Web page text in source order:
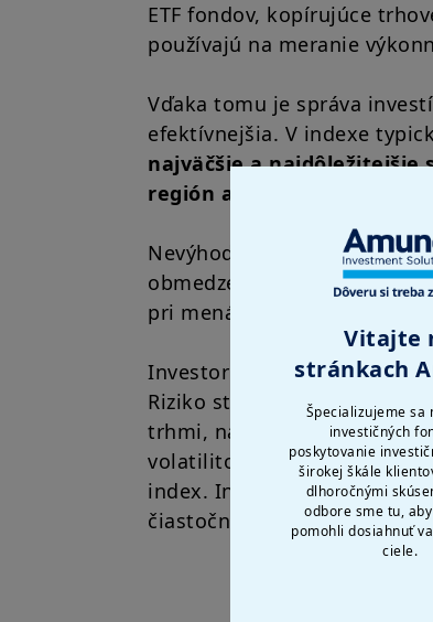
Vitajte
stránkach
Špecializujeme sa
investičných
poskytovanie
širokej škále
dlhoročnými
odbore sme tu,
pomohli dosiahnuť
ciele.
ETF fondov, kopírujúce
používajú na meranie
Vďaka tomu je správa
efektívnejšia. V indexe
najväčšie a najdôležitejšie
región alebo odvetvie
Nevýhody investovania do
obmedzenú kontrolu,
pri menách rozšírených ETF.
Investori musia počítať aj s
Riziko straty investovaného
trhmi, na ktoré je ETF
volatilitou cenných
index. Investičný cieľ ETF
čiastočne.
Fondy ETF